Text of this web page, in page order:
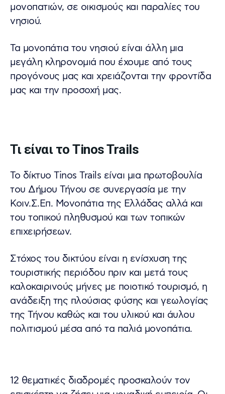
μονοπατιών, σε οικισμούς και παραλίες του
νησιού.
Τα μονοπάτια του νησιού είναι άλλη μια
μεγάλη κληρονομιά που έχουμε από τους
προγόνους μας και χρειάζονται την φροντίδα
μας και την προσοχή μας.
Τι είναι το Tinos Trails
Το δίκτυο Tinos Trails είναι μια πρωτοβουλία
του Δήμου Τήνου σε συνεργασία με την
Κοιν.Σ.Επ. Μονοπάτια της Ελλάδας αλλά και
του τοπικού πληθυσμού και των τοπικών
επιχειρήσεων.
Στόχος του δικτύου είναι η ενίσχυση της
τουριστικής περιόδου πριν και μετά τους
καλοκαιρινούς μήνες με ποιοτικό τουρισμό, η
ανάδειξη της πλούσιας φύσης και γεωλογίας
της Τήνου καθώς και του υλικού και άυλου
πολιτισμού μέσα από τα παλιά μονοπάτια.
12 θεματικές διαδρομές προσκαλούν τον